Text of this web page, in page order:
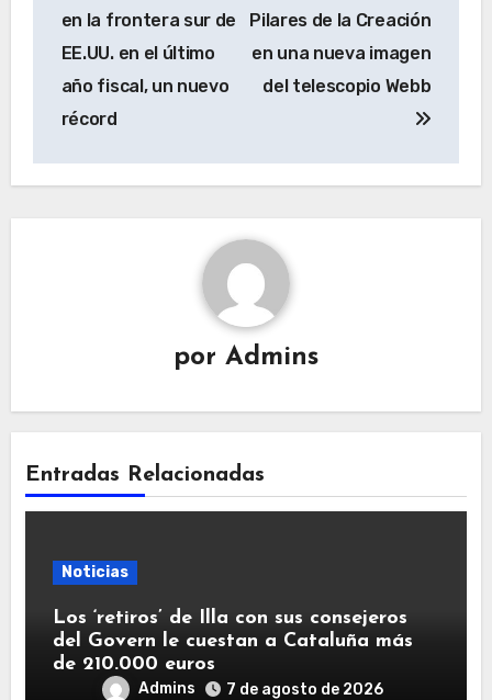
entradas
en la frontera sur de
EE.UU. en el último
año fiscal, un nuevo
récord
Pilares de la Creación
en una nueva imagen
del telescopio Webb
por Admins
Entradas Relacionadas
Noticias
Los ‘retiros’ de Illa con sus consejeros
del Govern le cuestan a Cataluña más
de 210.000 euros
Admins 7 de agosto de 2026